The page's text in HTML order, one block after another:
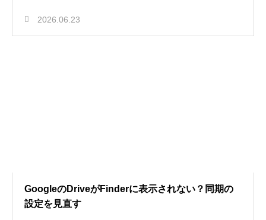
2026.06.23
GoogleのDriveがFinderに表示されない？同期の
設定を見直す